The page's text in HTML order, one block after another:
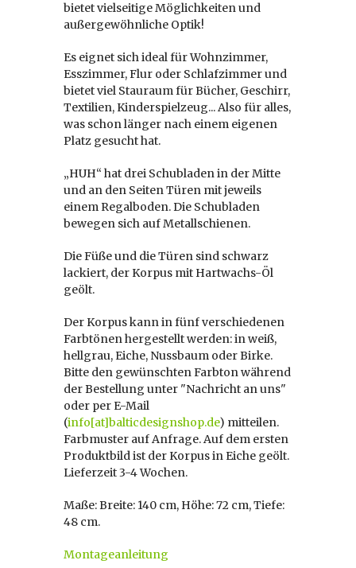
bietet vielseitige Möglichkeiten und
außergewöhnliche Optik!
Es eignet sich ideal für Wohnzimmer,
Esszimmer, Flur oder Schlafzimmer und
bietet viel Stauraum für Bücher, Geschirr,
Textilien, Kinderspielzeug... Also für alles,
was schon länger nach einem eigenen
Platz gesucht hat.
„HUH“ hat drei Schubladen in der Mitte
und an den Seiten Türen mit jeweils
einem Regalboden. Die Schubladen
bewegen sich auf Metallschienen.
Die Füße und die Türen sind schwarz
lackiert, der Korpus mit Hartwachs-Öl
geölt.
Der Korpus kann in fünf verschiedenen
Farbtönen hergestellt werden: in weiß,
hellgrau, Eiche, Nussbaum oder Birke.
Bitte den gewünschten Farbton während
der Bestellung unter "Nachricht an uns"
oder per E-Mail
(info[at]balticdesignshop.de) mitteilen.
Farbmuster auf Anfrage. Auf dem ersten
Produktbild ist der Korpus in Eiche geölt.
Lieferzeit 3-4 Wochen.
Maße: Breite: 140 cm, Höhe: 72 cm, Tiefe:
48 cm.
Montageanleitung